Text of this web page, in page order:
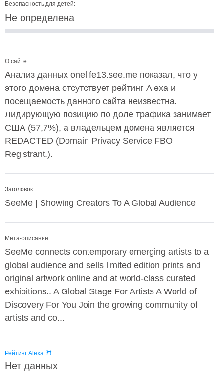
Безопасность для детей:
Не определена
О сайте:
Анализ данных onelife13.see.me показал, что у
этого домена отсутствует рейтинг Alexa и
посещаемость данного сайта неизвестна.
Лидирующую позицию по доле трафика занимает
США (57,7%), а владельцем домена является
REDACTED (Domain Privacy Service FBO
Registrant.).
Заголовок:
SeeMe | Showing Creators To A Global Audience
Мета-описание:
SeeMe connects contemporary emerging artists to a
global audience and sells limited edition prints and
original artwork online and at world-class curated
exhibitions.. A Global Stage For Artists A World of
Discovery For You Join the growing community of
artists and co...
Рейтинг Alexa
Нет данных